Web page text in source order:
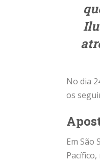
No dia
os
Em São